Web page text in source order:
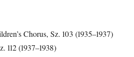
Chorus, Sz. 103 (1935–1937)
112 (1937–1938)